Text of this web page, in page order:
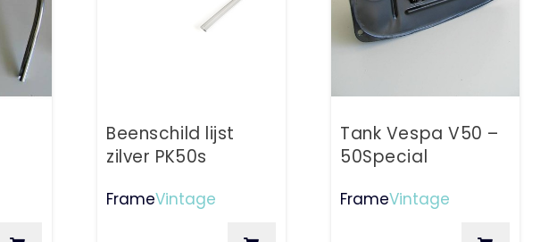
Beenschild lijst
zilver PK50s
FrameVintage
Tank Vespa V50 –
50Special
FrameVintage